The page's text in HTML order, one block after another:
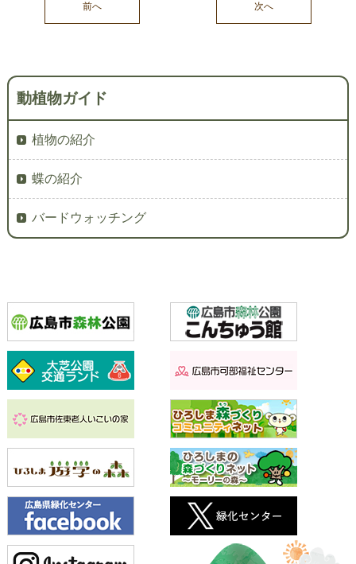
前へ 次へ
動植物ガイド
植物の紹介
蝶の紹介
バードウォッチング